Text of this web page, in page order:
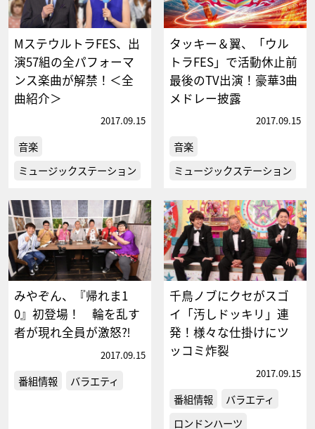
MステウルトラFES、出
演57組の全パフォーマ
ンス楽曲が解禁！＜全
曲紹介＞
2017.09.15
音楽
ミュージックステーション
タッキー＆翼、「ウル
トラFES」で活動休止前
最後のTV出演！豪華3曲
メドレー披露
2017.09.15
音楽
ミュージックステーション
みやぞん、『帰れま1
0』初登場！ 輪を乱す
者が現れ全員が激怒⁈
2017.09.15
番組情報 バラエティ
千鳥ノブにクセがスゴ
イ「汚しドッキリ」連
発！様々な仕掛けにツ
ッコミ炸裂
2017.09.15
番組情報
バラエティ
ロンドンハーツ